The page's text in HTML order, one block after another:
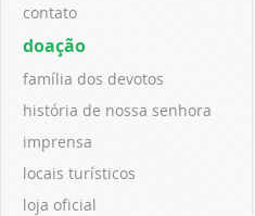
contato
doação
família dos devotos
história de nossa senhora
imprensa
locais turísticos
loja oficial